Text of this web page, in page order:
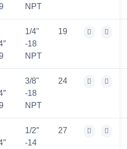
NPT
1/4"
-18
NPT
19
3/8"
-18
NPT
24
1/2″
-14
27